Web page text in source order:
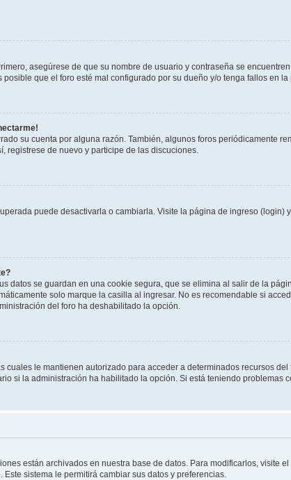
asegúrese de que su nombre de usuario y contraseña se
que el foro esté mal configurado por su dueño y/o tenga fallos en
su cuenta por alguna razón. También, algunos foros periódicamente
registrese de nuevo y participe de las discuciones.
puede desactivarla o cambiarla. Visite la página de ingreso (login)
datos se guardan en una cookie segura, que se elimina al salir de la
solo marque la casilla al ingresar. No es recomendable si
del foro ha deshabilitado la opción.
cuales le mantienen autorizado para acceder a determinados recursos
si la administración ha habilitado la opción. Si está teniendo problemas
están archivados en nuestra base de datos. Para modificarlos, visite
sistema le permitirá cambiar sus datos y preferencias.